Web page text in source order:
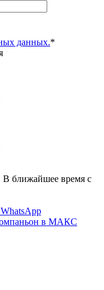
данных.*
В ближайшее время с